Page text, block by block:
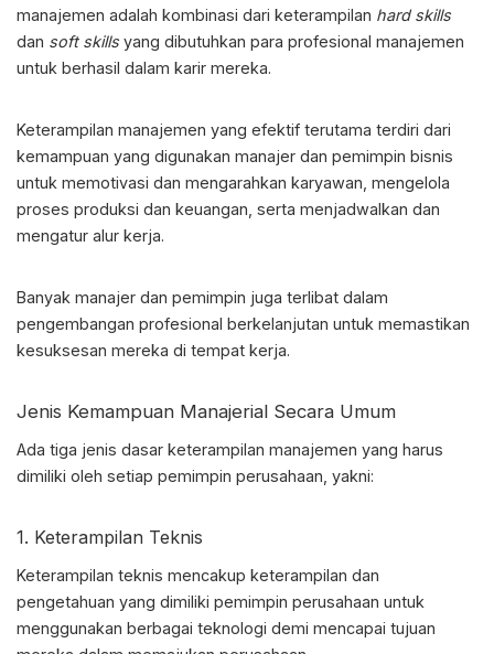
manajemen adalah kombinasi dari keterampilan hard skills
dan soft skillsyang dibutuhkan para profesional manajemen
untuk berhasil dalam karir mereka.
Keterampilan manajemen yang efektif terutama terdiri dari
kemampuan yang digunakan manajer dan pemimpin bisnis
untuk memotivasi dan mengarahkan karyawan, mengelola
proses produksi dan keuangan, serta menjadwalkan dan
mengatur alur kerja.
Banyak manajer dan pemimpin juga terlibat dalam
pengembangan profesional berkelanjutan untuk memastikan
kesuksesan mereka di tempat kerja.
Jenis Kemampuan Manajerial Secara Umum
Ada tiga jenis dasar keterampilan manajemen yang harus
dimiliki oleh setiap pemimpin perusahaan, yakni:
1. Keterampilan Teknis
Keterampilan teknis mencakup keterampilan dan
pengetahuan yang dimiliki pemimpin perusahaan untuk
menggunakan berbagai teknologi demi mencapai tujuan